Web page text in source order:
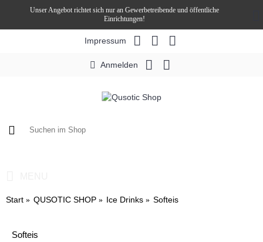
Unser Angebot richtet sich nur an Gewerbetreibende und öffentliche
Einrichtungen!
Impressum
Anmelden
Start QUSOTIC SHOP Ice Drinks Softeis
Softeis